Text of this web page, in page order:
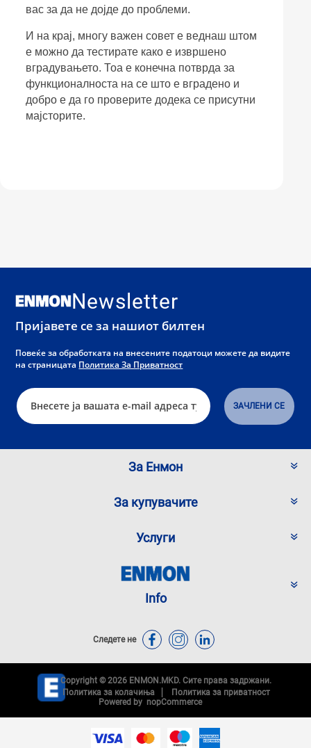
вас за да не дојде до проблеми.
И на крај, многу важен совет е веднаш штом
е можно да тестирате како е извршено
вградувањето. Тоа е конечна потврда за
функционалноста на се што е вградено и
добро е да го проверите додека се присутни
мајсторите.
Newsletter
Пријавете се за нашиот билтен
Повеќе за обработката на внесените податоци можете да видите
на страницата Политика За Приватност
За Енмон
За купувачите
Услуги
Info
Следете не
Copyright © 2026 ENMON.MKD. Сите права задржани.
Политика за колачиња
Политика за приватност
Powered by nopCommerce